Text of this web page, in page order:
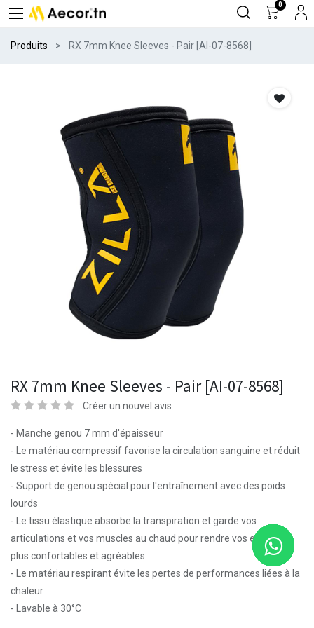
0
Produits RX 7mm Knee Sleeves - Pair [AI-07-8568]
RX 7mm Knee Sleeves - Pair [AI-07-8568]
Créer un nouvel avis
- Manche genou 7 mm d'épaisseur
- Le matériau compressif favorise la circulation sanguine et réduit
le stress et évite les blessures
- Support de genou spécial pour l'entraînement avec des poids
lourds
- Le tissu élastique absorbe la transpiration et garde vos
articulations et vos muscles au chaud pour rendre vos exercices
plus confortables et agréables
- Le matériau respirant évite les pertes de performances liées à la
chaleur
- Lavable à 30°C